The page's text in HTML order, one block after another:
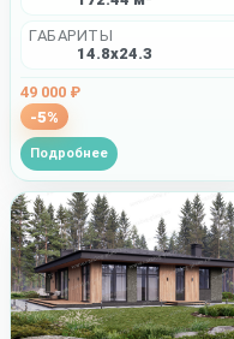
ГАБАРИТЫ
14.8x24.3
49 000 ₽
-5%
Подробнее